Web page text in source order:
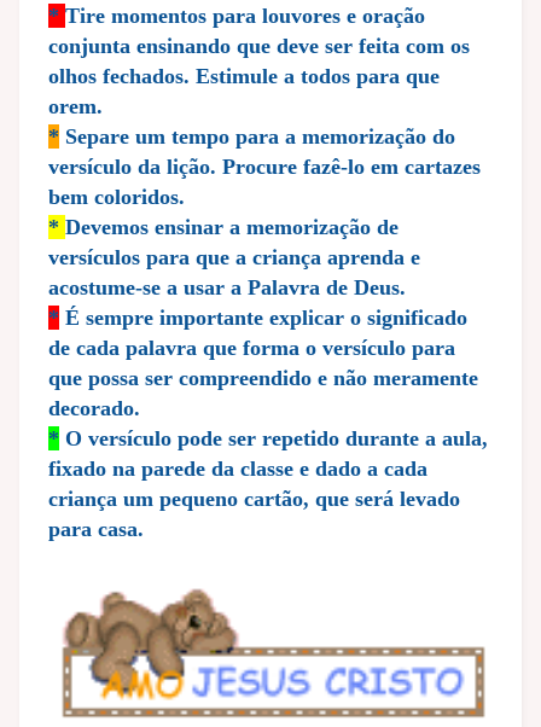
* Tire momentos para louvores e oração
conjunta ensinando que deve ser feita com os
olhos fechados. Estimule a todos para que
orem.
* Separe um tempo para a memorização do
versículo da lição. Procure fazê-lo em cartazes
bem coloridos.
* Devemos ensinar a memorização de
versículos para que a criança aprenda e
acostume-se a usar a Palavra de Deus.
* É sempre importante explicar o significado
de cada palavra que forma o versículo para
que possa ser compreendido e não meramente
decorado.
* O versículo pode ser repetido durante a aula,
fixado na parede da classe e dado a cada
criança um pequeno cartão, que será levado
para casa.